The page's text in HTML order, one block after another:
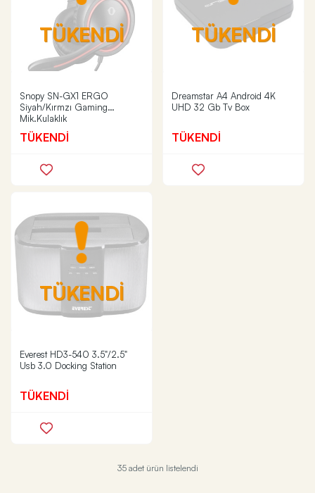
TÜKENDİ
Snopy SN-GX1 ERGO
Siyah/Kırmzı Gaming
Mik.Kulaklık
TÜKENDİ
TÜKENDİ
Dreamstar A4 Android 4K
UHD 32 Gb Tv Box
TÜKENDİ
TÜKENDİ
Everest HD3-540 3.5"/2.5"
Usb 3.0 Docking Station
TÜKENDİ
35 adet ürün listelendi